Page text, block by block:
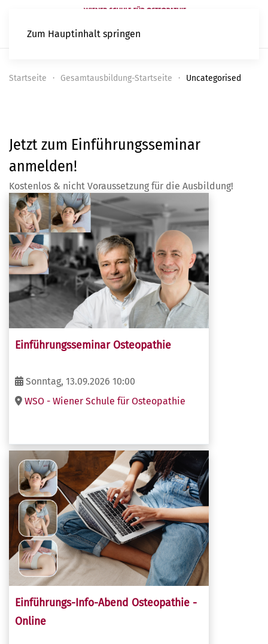
Zum Hauptinhalt springen
Startseite Gesamtausbildung-Startseite Uncategorised
Jetzt zum Einführungsseminar
anmelden!
Kostenlos & nicht Voraussetzung für die Ausbildung!
Einführungsseminar Osteopathie
Sonntag, 13.09.2026 10:00
WSO - Wiener Schule für Osteopathie
Einführungs-Info-Abend Osteopathie -
Online